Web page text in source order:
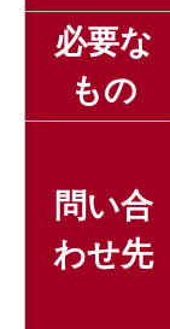
必要な
もの
問い合
わせ先